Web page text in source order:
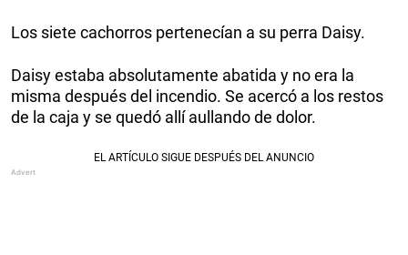
Los siete cachorros pertenecían a su perra Daisy.
Daisy estaba absolutamente abatida y no era la
misma después del incendio. Se acercó a los restos
de la caja y se quedó allí aullando de dolor.